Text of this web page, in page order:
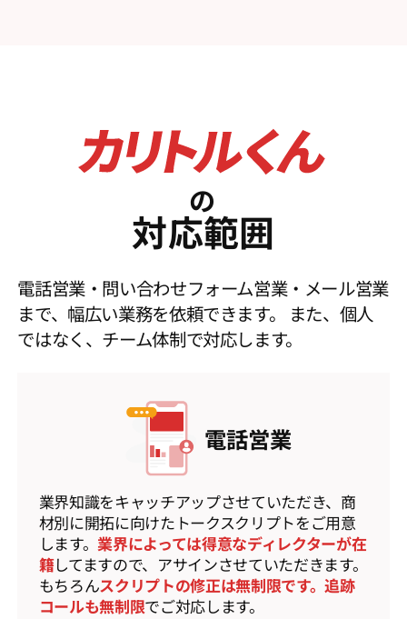
の
対応範囲
電話営業・問い合わせフォーム営業・メール営業
まで、幅広い業務を依頼できます。
また、個人
ではなく、チーム体制で対応します。
電話営業
業界知識をキャッチアップさせていただき、商
材別に開拓に向けたトークスクリプトをご用意
します。業界によっては得意なディレクターが在
籍してますので、アサインさせていただきます。
もちろんスクリプトの修正は無制限です。追跡
コールも無制限でご対応します。